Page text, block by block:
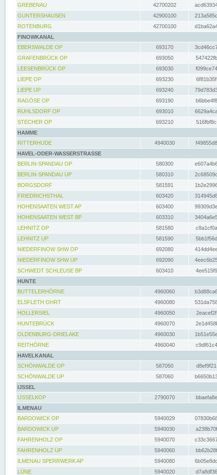
GREBENAU
42700202
GUNTERSHAUSEN
42900100
ROTENBURG
42700100
FINOWKANAL
EBERSWALDE OP
693170
GRAFENBRÜCK OP
693050
LEESENBRÜCK OP
693030
LIEPE OP
693230
LIEPE UP
693240
RAGÖSE OP
693190
RUHLSDORF OP
693010
STECHER OP
693210
HAMME
RITTERHUDE
4940030
HAVEL-ODER-WASSERSTRASSE
BERLIN-SPANDAU OP
580300
BERLIN-SPANDAU UP
580310
BORGSDORF
581591
FRIEDRICHSTHAL
603420
HOHENSAATEN WEST AP
603400
HOHENSAATEN WEST BP
603310
LEHNITZ OP
581580
LEHNITZ UP
581590
NIEDERFINOW SHW OP
692080
NIEDERFINOW SHW UP
692090
SCHWEDT SCHLEUSE BP
603410
HUNTE
BUTTELERHÖRNE
4960060
ELSFLETH OHRT
4960080
HOLLERSIEL
4960050
HUNTEBRÜCK
4960070
OLDENBURG-DRIELAKE
4960030
REITHÖRNE
4960040
HAVELKANAL
SCHÖNWALDE OP
587050
SCHÖNWALDE UP
587060
IJSSEL
IJSSELKOP
2790070
ILMENAU
BARDOWICK OP
5940029
BARDOWICK UP
5940030
FAHRENHOLZ OP
5940070
FAHRENHOLZ UP
5940060
ILMENAU SPERRWERK AP
5940080
LÜNE
5940020